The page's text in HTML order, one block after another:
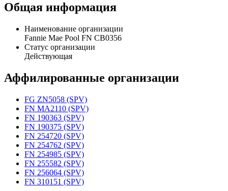
Общая информация
Наименование организации
Fannie Mae Pool FN CB0356
Статус организации
Действующая
Аффилированные организации
FG ZN5058 (SPV)
FN MA2110 (SPV)
FN 190363 (SPV)
FN 190375 (SPV)
FN 254720 (SPV)
FN 254762 (SPV)
FN 254985 (SPV)
FN 255582 (SPV)
FN 256064 (SPV)
FN 310151 (SPV)